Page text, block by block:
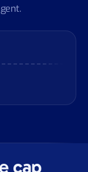
WhatsApp
converses